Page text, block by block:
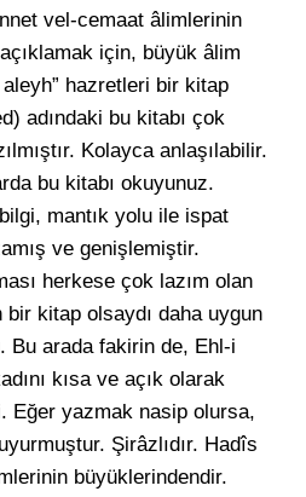
vel-cemaat âlimlerinin
için, büyük âlim
hazretleri bir kitap
adındaki bu kitabı çok
Kolayca anlaşılabilir.
bu kitabı okuyunuz.
mantık yolu ile ispat
ve genişlemiştir.
herkese çok lazım olan
bir kitap olsaydı daha uygun
Bu arada fakirin de, Ehl-i
kısa ve açık olarak
Eğer yazmak nasip olursa,
Şirâzlıdır. Hadîs
büyüklerindendir.